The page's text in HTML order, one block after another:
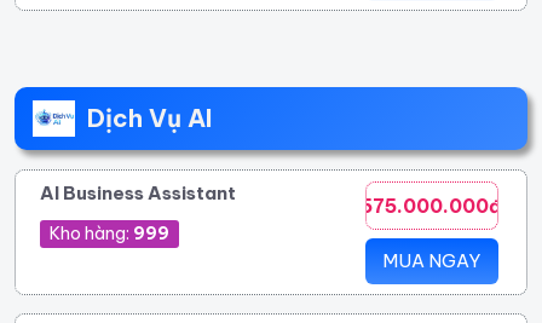
Dịch Vụ AI
AI Business Assistant
Kho hàng: 999
575.000.000đ
MUA NGAY